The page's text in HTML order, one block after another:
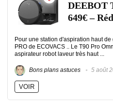
DEEBOT
649€ –
Pour une station d'aspiration haut
PRO de ECOVACS .. Le T90 Pro
aspirateur robot laveur très haut ...
Bons plans astuces 5 août
VOIR